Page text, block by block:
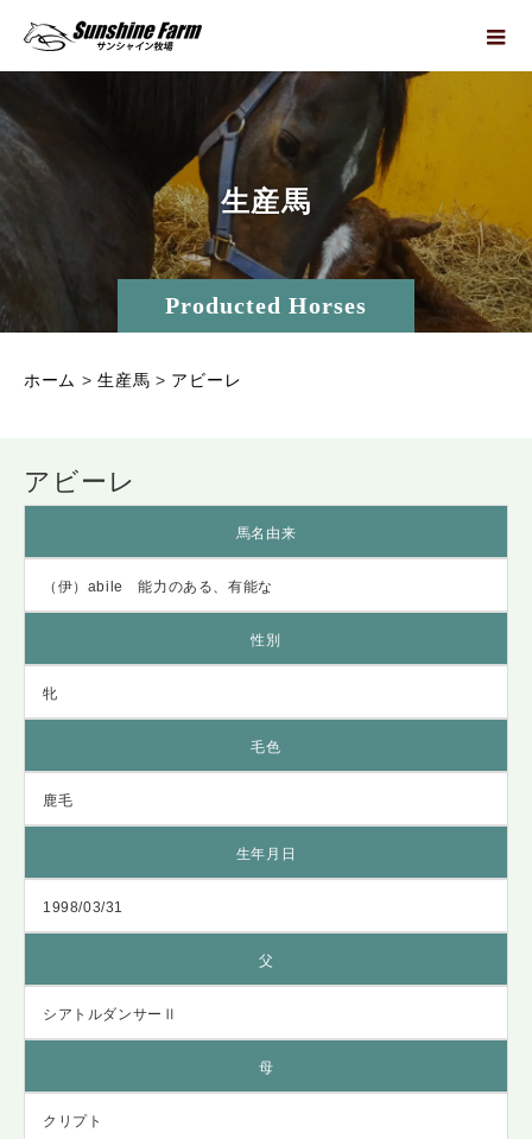
Producted Horses
生産馬
ホーム >生産馬 > アビーレ
アビーレ
馬名由来
（伊）abile 能力のある、有能な
性別
牝
毛色
鹿毛
生年月日
1998/03/31
父
シアトルダンサーⅡ
母
クリプト